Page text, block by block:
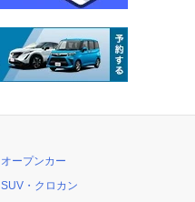
オープンカー
SUV・クロカン